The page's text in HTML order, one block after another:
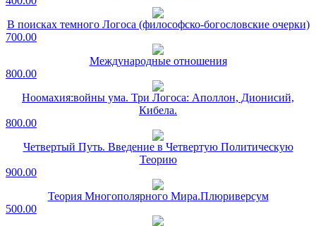
В поисках темного Логоса (философско-богословские очерки)
700.00
Международные отношения
800.00
Ноомахия:войны ума. Три Логоса: Аполлон, Дионисий,
Кибела.
800.00
Четвертый Путь. Введение в Четвертую Политическую
Теорию
900.00
Теория Многополярного Мира.Плюриверсум
500.00